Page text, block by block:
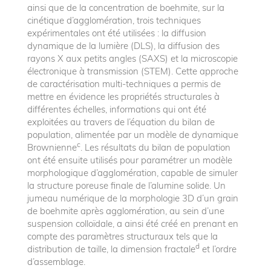
ainsi que de la concentration de boehmite, sur la
cinétique d’agglomération, trois techniques
expérimentales ont été utilisées : la diffusion
dynamique de la lumière (DLS), la diffusion des
rayons X aux petits angles (SAXS) et la microscopie
électronique à transmission (STEM). Cette approche
de caractérisation multi-techniques a permis de
mettre en évidence les propriétés structurales à
différentes échelles, informations qui ont été
exploitées au travers de l’équation du bilan de
population, alimentée par un modèle de dynamique
Browniennec . Les résultats du bilan de population
ont été ensuite utilisés pour paramétrer un modèle
morphologique d’agglomération, capable de simuler
la structure poreuse finale de l’alumine solide. Un
jumeau numérique de la morphologie 3D d’un grain
de boehmite après agglomération, au sein d’une
suspension colloïdale, a ainsi été créé en prenant en
compte des paramètres structuraux tels que la
distribution de taille, la dimension fractaled et l’ordre
d’assemblage.